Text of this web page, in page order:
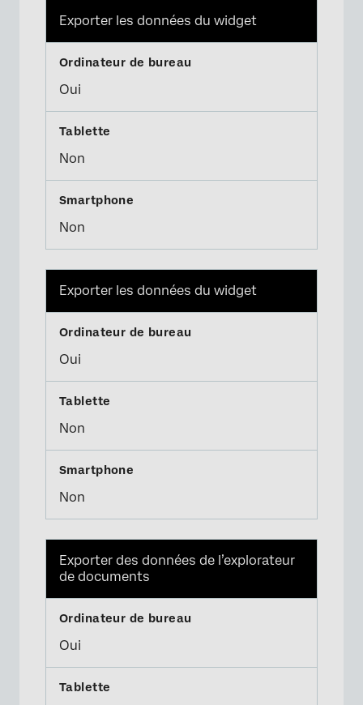
Exporter les données du widget
Oui
Non
Non
Exporter les données du widget
Oui
Non
Non
Exporter des données de l’explorateur
de documents
Oui